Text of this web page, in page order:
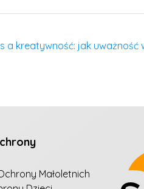
a kreatywność: jak uważność
Małoletnich